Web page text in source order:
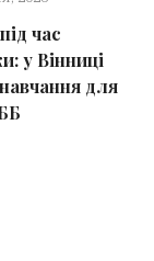
час
у Вінниці
для